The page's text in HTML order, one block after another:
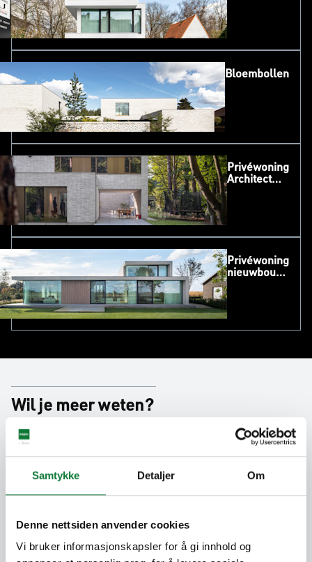
Samtykke Detaljer Om
Denne nettsiden anvender cookies
Vi bruker informasjonskapsler for å gi innhold og
Bloembollen
Privéwoning
Architect
Privéwoning
nieuwbouw,
Wil je meer weten?
Design Deur Huis Inspiratie Kleuren
Minimalistisch Modern Natuur nieuwbouw